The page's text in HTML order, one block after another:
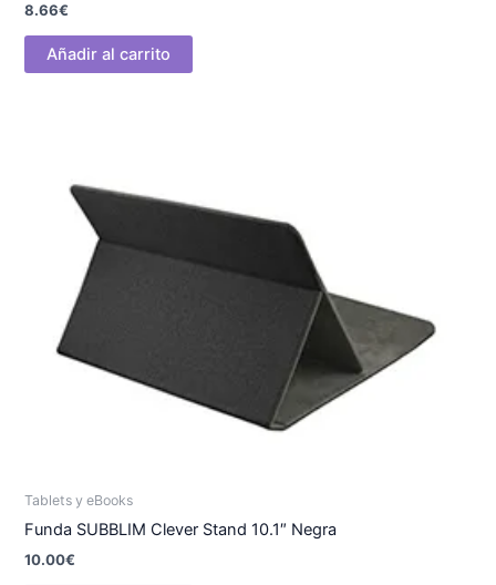
8.66€
Añadir al carrito
Tablets y eBooks
Funda SUBBLIM Clever Stand 10.1″ Negra
10.00€